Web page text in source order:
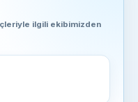
ilgili ekibimizden